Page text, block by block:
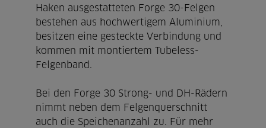
Haken ausgestatteten Forge 30-Felgen
bestehen aus hochwertigem Aluminium,
besitzen eine gesteckte Verbindung und
kommen mit montiertem Tubeless-
Felgenband.
Bei den Forge 30 Strong- und DH-Rädern
nimmt neben dem Felgenquerschnitt
auch die Speichenanzahl zu. Für mehr